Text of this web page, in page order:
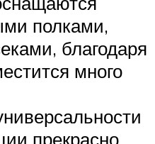
полками,
благодаря
много
прекрасно